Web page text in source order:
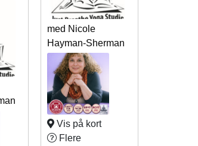
med Nicole
Hayman-Sherman
Vis på kort
Flere